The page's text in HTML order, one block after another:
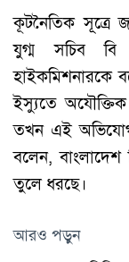
কূটনৈতিক সূত্রে
যুগ্ম সচিব বি
হাইকমিশনারকে
ইস্যুতে অযৌক্তিক
তখন এই অভিযোগ
বলেন, বাংলাদেশ
তুলে ধরছে।
আরও পড়ুন